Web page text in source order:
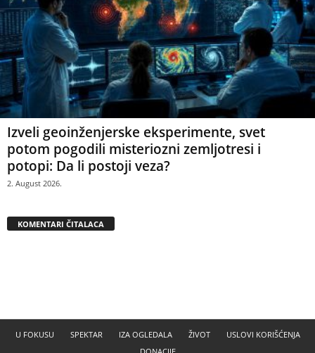
Izveli geoinženjerske eksperimente, svet
potom pogodili misteriozni zemljotresi i
potopi: Da li postoji veza?
2. August 2026.
KOMENTARI ČITALACA
U FOKUSU SPEKTAR IZA OGLEDALA ŽIVOT
USLOVI KORIŠĆENJA